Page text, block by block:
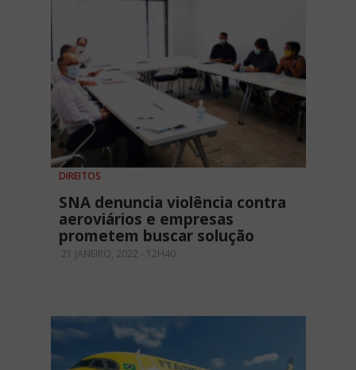
DIREITOS
SNA denuncia violência contra
aeroviários e empresas
prometem buscar solução
21 JANEIRO, 2022 - 12H40